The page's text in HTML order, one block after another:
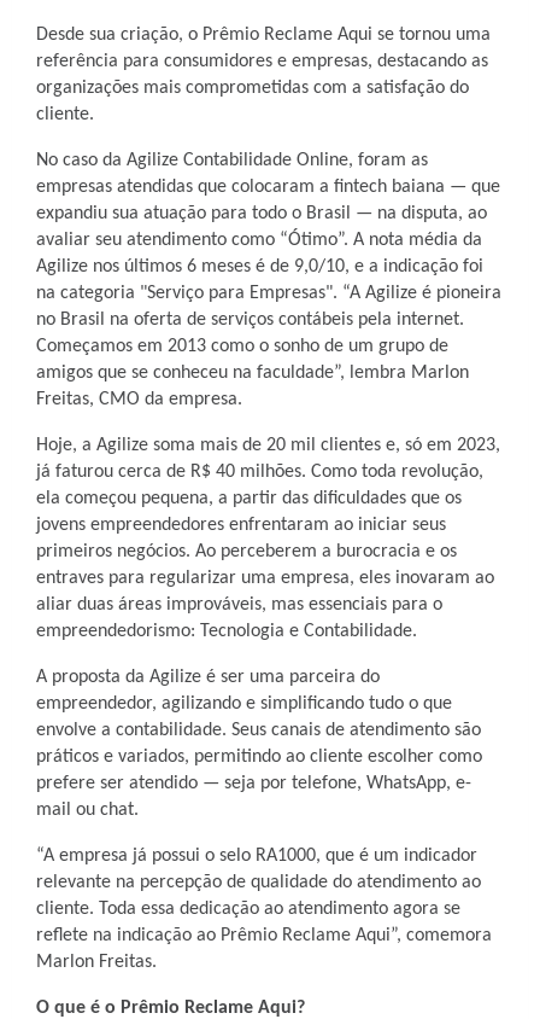
Desde sua criação, o Prêmio Reclame Aqui se tornou uma
referência para consumidores e empresas, destacando as
organizações mais comprometidas com a satisfação do
cliente.
No caso da Agilize Contabilidade Online, foram as
empresas atendidas que colocaram a fintech baiana — que
expandiu sua atuação para todo o Brasil — na disputa, ao
avaliar seu atendimento como “Ótimo”. A nota média da
Agilize nos últimos 6 meses é de 9,0/10, e a indicação foi
na categoria "Serviço para Empresas". “A Agilize é pioneira
no Brasil na oferta de serviços contábeis pela internet.
Começamos em 2013 como o sonho de um grupo de
amigos que se conheceu na faculdade”, lembra Marlon
Freitas, CMO da empresa.
Hoje, a Agilize soma mais de 20 mil clientes e, só em 2023,
já faturou cerca de R$ 40 milhões. Como toda revolução,
ela começou pequena, a partir das dificuldades que os
jovens empreendedores enfrentaram ao iniciar seus
primeiros negócios. Ao perceberem a burocracia e os
entraves para regularizar uma empresa, eles inovaram ao
aliar duas áreas improváveis, mas essenciais para o
empreendedorismo: Tecnologia e Contabilidade.
A proposta da Agilize é ser uma parceira do
empreendedor, agilizando e simplificando tudo o que
envolve a contabilidade. Seus canais de atendimento são
práticos e variados, permitindo ao cliente escolher como
prefere ser atendido — seja por telefone, WhatsApp, e-
mail ou chat.
“A empresa já possui o selo RA1000, que é um indicador
relevante na percepção de qualidade do atendimento ao
cliente. Toda essa dedicação ao atendimento agora se
reflete na indicação ao Prêmio Reclame Aqui”, comemora
Marlon Freitas.
O que é o Prêmio Reclame Aqui?